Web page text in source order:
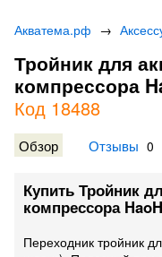
Акватема.рф →
Тройник для
компрессора
Код 18488
Обзор Отзывы 0
Купить Тройник
компрессора
Переходник тройник